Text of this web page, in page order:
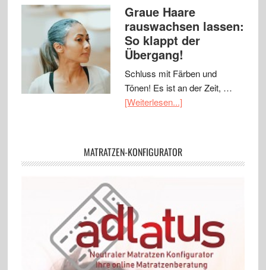
Graue Haare
rauswachsen lassen:
So klappt der
Übergang!
Schluss mit Färben und
Tönen! Es ist an der Zeit, …
[Weiterlesen...]
MATRATZEN-KONFIGURATOR